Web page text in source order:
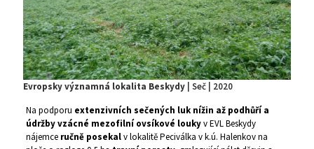
Evropsky významná lokalita Beskydy | Seč | 2020
Na podporu extenzivních sečených luk nížin až podhůří a
údržby vzácné mezofilní ovsíkové loukyv EVL Beskydy
nájemceručně posekalv lokalitě Peciválka v k.ú. Halenkov na